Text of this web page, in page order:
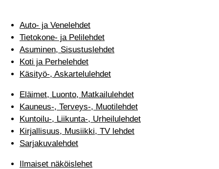
Auto- ja Venelehdet
Tietokone- ja Pelilehdet
Asuminen, Sisustuslehdet
Koti ja Perhelehdet
Käsityö-, Askartelulehdet
Eläimet, Luonto, Matkailulehdet
Kauneus-, Terveys-, Muotilehdet
Kuntoilu-, Liikunta-, Urheilulehdet
Kirjallisuus, Musiikki, TV lehdet
Sarjakuvalehdet
Ilmaiset näköislehet